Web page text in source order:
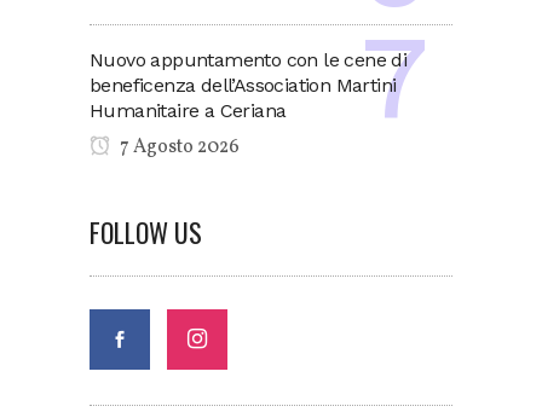
Nuovo appuntamento con le cene di
beneficenza dell’Association Martini
Humanitaire a Ceriana
7 Agosto 2026
FOLLOW US